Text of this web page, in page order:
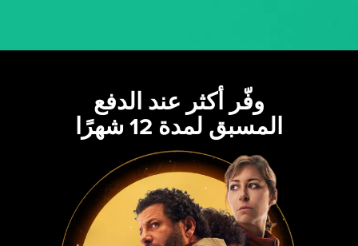
وفّر أكثر عند الدفع
المسبق لمدة 12 شهرًا